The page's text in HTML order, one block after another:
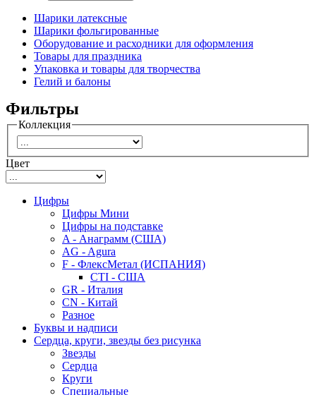
Шарики латексные
Шарики фольгированные
Оборудование и расходники для оформления
Товары для праздника
Упаковка и товары для творчества
Гелий и балоны
Фильтры
Коллекция
Цвет
Цифры
Цифры Мини
Цифры на подставке
A - Анаграмм (США)
AG - Agura
F - ФлексМетал (ИСПАНИЯ)
CTI - США
GR - Италия
CN - Китай
Разное
Буквы и надписи
Сердца, круги, звезды без рисунка
Звезды
Сердца
Круги
Специальные